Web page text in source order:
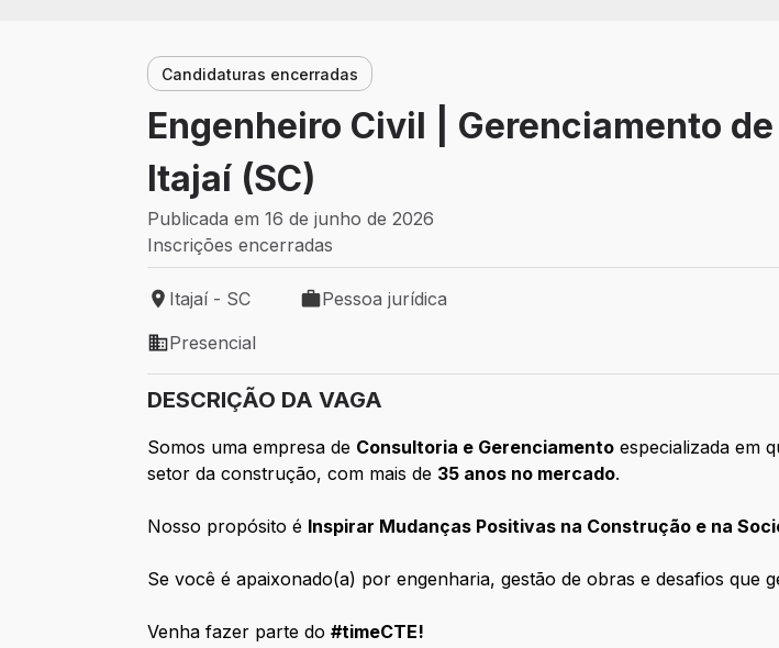
Candidaturas encerradas
Engenheiro Civil | Gerenciamento
Itajaí (SC)
Publicada em 16 de junho de 2026
Inscrições encerradas
Local de trabalho: Itajaí - SC
Itajaí - SC
Tipo de vaga: Pessoa jurídica
Pessoa jurídica
Modelo de trabalho: Presencial
Presencial
DESCRIÇÃO DA VAGA
Somos uma empresa de Consultoria e Gerenciamento especializada em
setor da construção, com mais de 35 anos no mercado.
Nosso propósito é Inspirar Mudanças Positivas na Construção e na
Se você é apaixonado(a) por engenharia, gestão de obras e desafios que
Venha fazer parte do#timeCTE!